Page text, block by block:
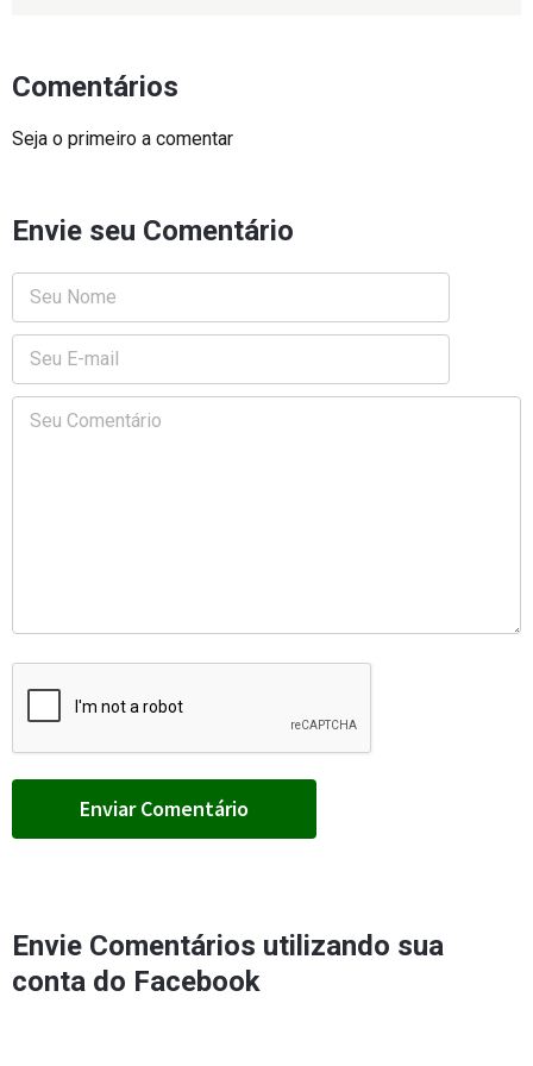
Comentários
Seja o primeiro a comentar
Envie seu Comentário
Envie Comentários utilizando sua
conta do Facebook